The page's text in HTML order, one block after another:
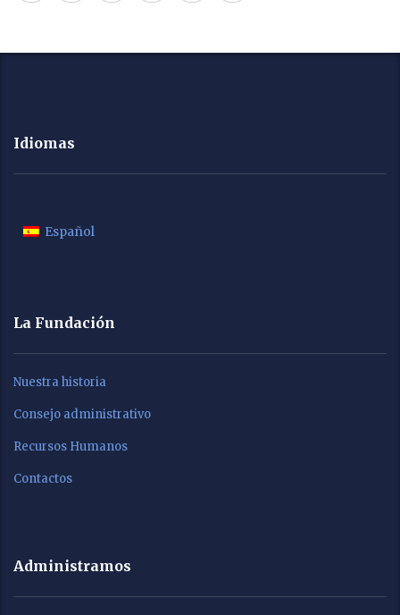
Idiomas
Español
La Fundación
Nuestra historia
Consejo administrativo
Recursos Humanos
Contactos
Administramos